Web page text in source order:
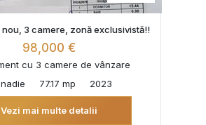
3 camere, zonă exclusivistă!!
98,000 €
cu 3 camere de vânzare
77.17 mp 2023
Vezi mai multe detalii